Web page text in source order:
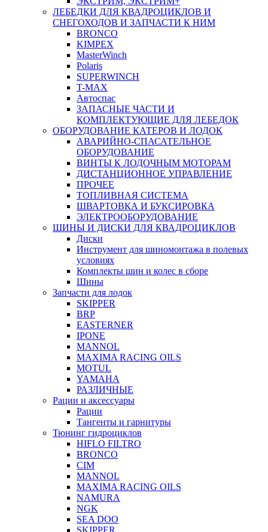
ЛЕБЕДКИ ДЛЯ КВАДРОЦИКЛОВ И
СНЕГОХОДОВ И ЗАПЧАСТИ К НИМ
BRONCO
KIMPEX
MasterWinch
Polaris
SUPERWINCH
T-MAX
Автоспас
ЗАПАСНЫЕ ЧАСТИ И
КОМПЛЕКТУЮЩИЕ ДЛЯ ЛЕБЕДОК
ОБОРУДОВАНИЕ КАТЕРОВ И ЛОДОК
АВАРИЙНО-СПАСАТЕЛЬНОЕ
ОБОРУДОВАНИЕ
ВИНТЫ К ЛОДОЧНЫМ МОТОРАМ
ДИСТАНЦИОННОЕ УПРАВЛЕНИЕ
ПРОЧЕЕ
ТОПЛИВНАЯ СИСТЕМА
ШВАРТОВКА И БУКСИРОВКА
ЭЛЕКТРООБОРУДОВАНИЕ
ШИНЫ И ДИСКИ ДЛЯ КВАДРОЦИКЛОВ
Диски
Инструмент для шиномонтажа в полевых
условиях
Комплекты шин и колес в сборе
Шины
Запчасти для лодок
SKIPPER
BRP
EASTERNER
IPONE
MANNOL
MAXIMA RACING OILS
MOTUL
YAMAHA
РАЗЛИЧНЫЕ
Рации и аксессуары
Рации
Тангенты и гарнитуры
Тюнинг гидроциклов
HIFLO FILTRO
BRONCO
CIM
MANNOL
MAXIMA RACING OILS
NAMURA
NGK
SEA DOO
SKIPPER